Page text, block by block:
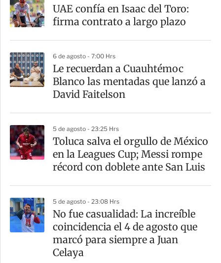
a
r
t
r
UAE confía en Isaac del Toro:
firma contrato a largo plazo
6 de agosto - 7:00 Hrs
Le recuerdan a Cuauhtémoc
Blanco las mentadas que lanzó a
David Faitelson
5 de agosto - 23:25 Hrs
Toluca salva el orgullo de México
en la Leagues Cup; Messi rompe
récord con doblete ante San Luis
5 de agosto - 23:08 Hrs
No fue casualidad: La increíble
coincidencia el 4 de agosto que
marcó para siempre a Juan
Celaya